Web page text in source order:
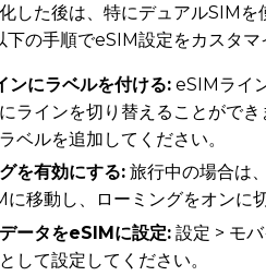
した後は、特にデュアルSIM
下の手順でeSIM設定をカスタマ
ンにラベルを付ける: eSIMライ
ラインを切り替えることがで
ベルを追加してください。
を有効にする: 旅行中の場合は
に移動し、ローミングをオンに
ータをeSIMに設定: 設定 > モ
して設定してください。